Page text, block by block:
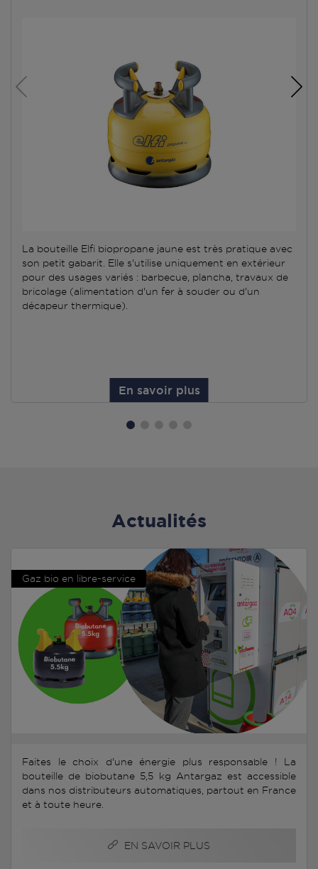
La bouteille Elfi biopropane jaune est très pratique avec
son petit gabarit. Elle s'utilise uniquement en extérieur
pour des usages variés : barbecue, plancha, travaux de
bricolage (alimentation d'un fer à souder ou d'un
décapeur thermique).
En savoir plus
Actualités
Gaz bio en libre-service
Faites le choix d'une énergie plus responsable ! La
bouteille de biobutane 5,5 kg Antargaz est accessible
dans nos distributeurs automatiques, partout en France
et à toute heure.
EN SAVOIR PLUS